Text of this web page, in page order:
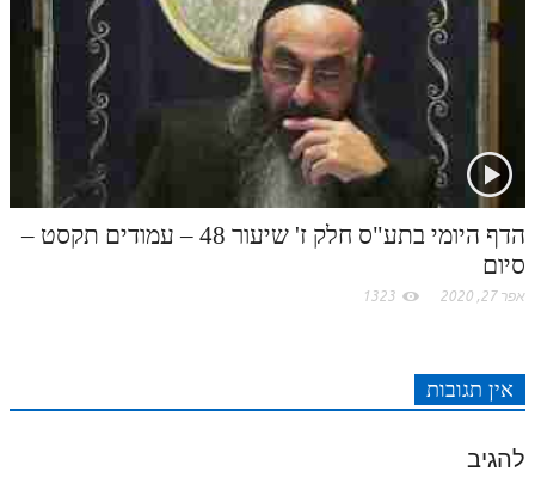
הדף היומי בתע"ס חלק ז' שיעור 48 – עמודים תקסט –
סיום
אפר 27, 2020 1323
אין תגובות
להגיב